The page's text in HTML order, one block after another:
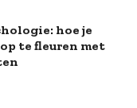
hoe je
te fleuren met